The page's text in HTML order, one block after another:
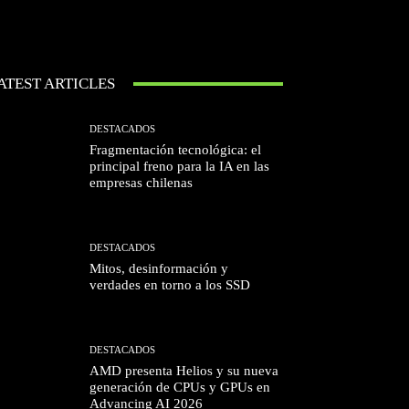
ARTICLES
DESTACADOS
Fragmentación tecnológica: el
principal freno para la IA en las
empresas chilenas
DESTACADOS
Mitos, desinformación y
verdades en torno a los SSD
DESTACADOS
AMD presenta Helios y su nueva
generación de CPUs y GPUs en
Advancing AI 2026